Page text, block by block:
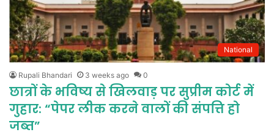
National
Rupali Bhandari 3 weeks ago 0
छात्रों के भविष्य से खिलवाड़ पर सुप्रीम कोर्ट में
गुहार: “पेपर लीक करने वालों की संपत्ति हो
जब्त”